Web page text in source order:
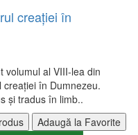
creaţiei în
volumul al VIII-lea din
creației în Dumnezeu.
și tradus în limb..
Adaugă la Favorite